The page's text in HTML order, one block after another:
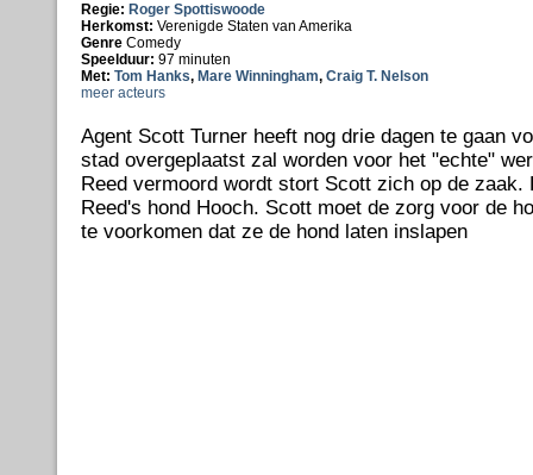
Regie: Roger Spottiswoode
Herkomst: Verenigde Staten van Amerika
Genre Comedy
Speelduur: 97 minuten
Met: Tom Hanks, Mare Winningham, Craig T. Nelson
meer acteurs
Agent Scott Turner heeft nog drie dagen te gaan
stad overgeplaatst zal worden voor het "echte"
Reed vermoord wordt stort Scott zich op de zaak.
Reed's hond Hooch. Scott moet de zorg voor de
te voorkomen dat ze de hond laten inslapen